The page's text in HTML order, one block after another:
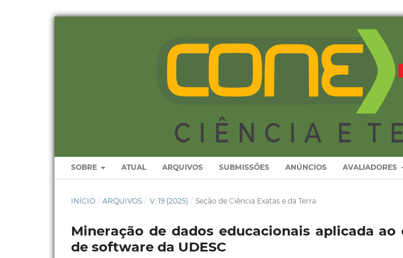
SOBRE ATUAL ARQUIVOS SUBMISSÕES ANÚNCIOS AVALIADORES
INÍCIO / ARQUIVOS / V. 19 (2025) / Seção de Ciência Exatas e da Terra
Mineração de dados educacionais aplicada
de software da UDESC